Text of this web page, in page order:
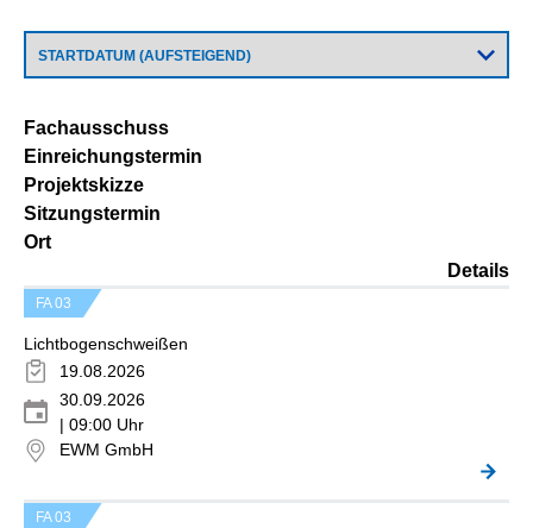
Fachausschuss
Einreichungstermin
Projektskizze
Sitzungstermin
Ort
Details
FA 03
Lichtbogenschweißen
19.08.2026
30.09.2026
| 09:00 Uhr
EWM GmbH
FA 03